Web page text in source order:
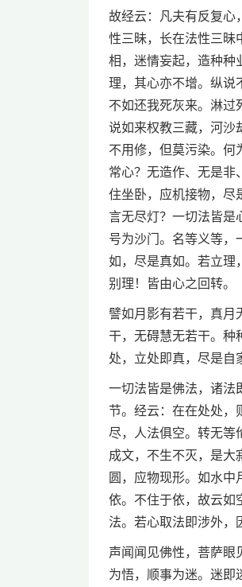
故经云：凡夫有反复心
性三昧，长在法性三昧
相，迷情妄起，造种种
理，其心亦不增。纵说
不如还我死灰来。淋
说如来权教三藏，河
不用修，但莫污染。
常心？无造作、无是
住坐卧，应机接物，尽
言无尽灯？一切法皆是
号为沙门。名等义等
如，尽是真如。若立理
别理！皆由心之回转。
譬如月影有若干，真月
干，无碍慧无若干。种
处，立处即真，尽是自
一切法皆是佛法，诸法
节。经云：在在处处，
尽，人法俱空。转无等
成文，不生不灭，是
圆，应物现形。如水中
依。不住于依，故云如
法。若心取法即涉外，
声闻闻见佛性，菩萨眼
为悟，顺事为迷。迷即